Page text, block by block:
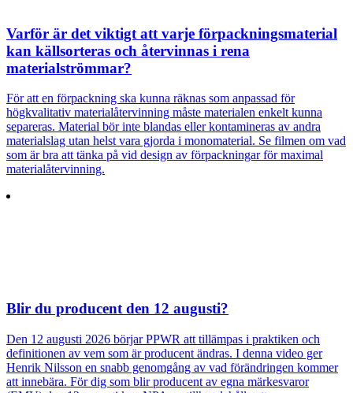
Varför är det viktigt att varje förpackningsmaterial
kan källsorteras och återvinnas i rena
materialströmmar?
För att en förpackning ska kunna räknas som anpassad för
högkvalitativ materialåtervinning måste materialen enkelt kunna
separeras. Material bör inte blandas eller kontamineras av andra
materialslag utan helst vara gjorda i monomaterial. Se filmen om vad
som är bra att tänka på vid design av förpackningar för maximal
materialåtervinning.
Blir du producent den 12 augusti?
Den 12 augusti 2026 börjar PPWR att tillämpas i praktiken och
definitionen av vem som är producent ändras. I denna video ger
Henrik Nilsson en snabb genomgång av vad förändringen kommer
att innebära. För dig som blir producent av egna märkesvaror